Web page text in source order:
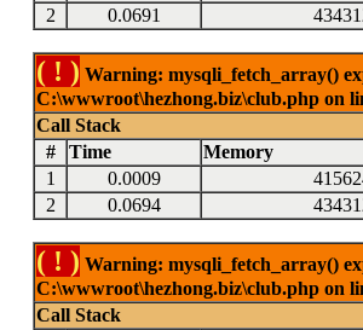
2
0.0691
( ! ) Warning: mysqli_fetch_array()
C:\wwwroot\hezhong.biz\club.php on
Call Stack
#
Time Memory
1
0.0009
2
0.0694
( ! ) Warning: mysqli_fetch_array()
C:\wwwroot\hezhong.biz\club.php on
Call Stack